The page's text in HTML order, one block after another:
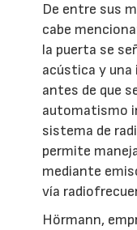
De entre sus
cabe
la puerta se
acústica y una
antes de que
automatismo
sistema de
permite
mediante
vía
Hörmann,